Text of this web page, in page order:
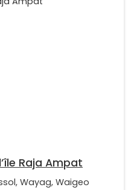
Raja Ampat
Wayag, Waigeo